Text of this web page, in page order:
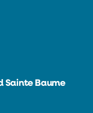
Sainte Baume